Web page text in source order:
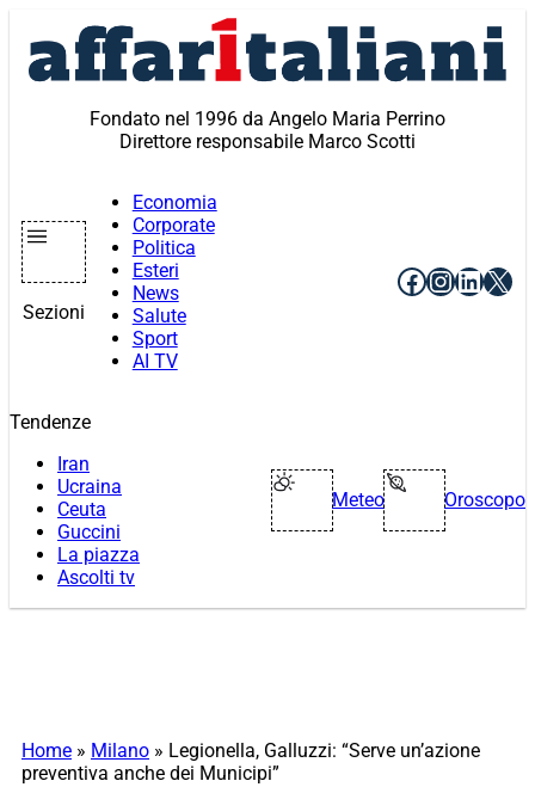
contenuto
Fondato nel 1996 da Angelo Maria Perrino
Direttore responsabile Marco Scotti
Sezioni
Economia
Corporate
Politica
Esteri
News
Salute
Sport
AI TV
Facebook
X
Tendenze
Iran
Ucraina
Ceuta
Guccini
La piazza
Ascolti tv
Meteo Oroscopo
Home » Milano » Legionella, Galluzzi: “Serve un’azione
preventiva anche dei Municipi”